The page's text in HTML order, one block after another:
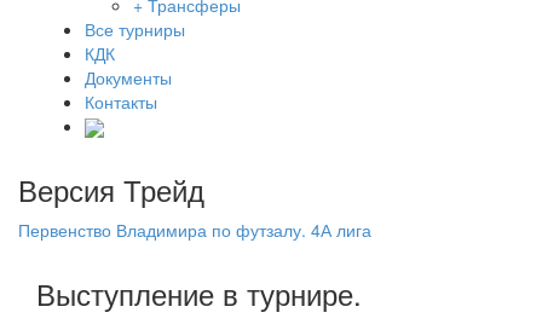
+ Трансферы
Все турниры
КДК
Документы
Контакты
Версия Трейд
Первенство Владимира по футзалу. 4А лига
Выступление в турнире.